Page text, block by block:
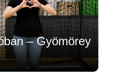
– Gyömörey